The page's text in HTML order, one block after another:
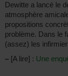
Dewitte a lancé le
atmosphère
propositions
problème. Dans le
(assez) les
– [A lire] : Une